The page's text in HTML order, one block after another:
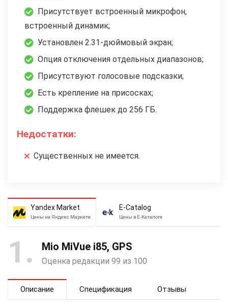
Присутствует встроенный микрофон,
встроенный динамик;
Установлен 2.31-дюймовый экран;
Опция отключения отдельных диапазонов;
Присутствуют голосовые подсказки;
Есть крепление на присосках;
Поддержка флешек до 256 ГБ.
Недостатки:
Существенных не имеется.
Yandex Market
Цены на Яндекс Маркете
E-Catalog
Цены в Е-Каталоге
1 Mio MiVue i85, GPS
Оценка редакции 99 из 100
Описание Спецификация Отзывы